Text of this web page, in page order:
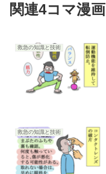
関連4コマ漫画
救急の知識と技術
救急の知識と技術